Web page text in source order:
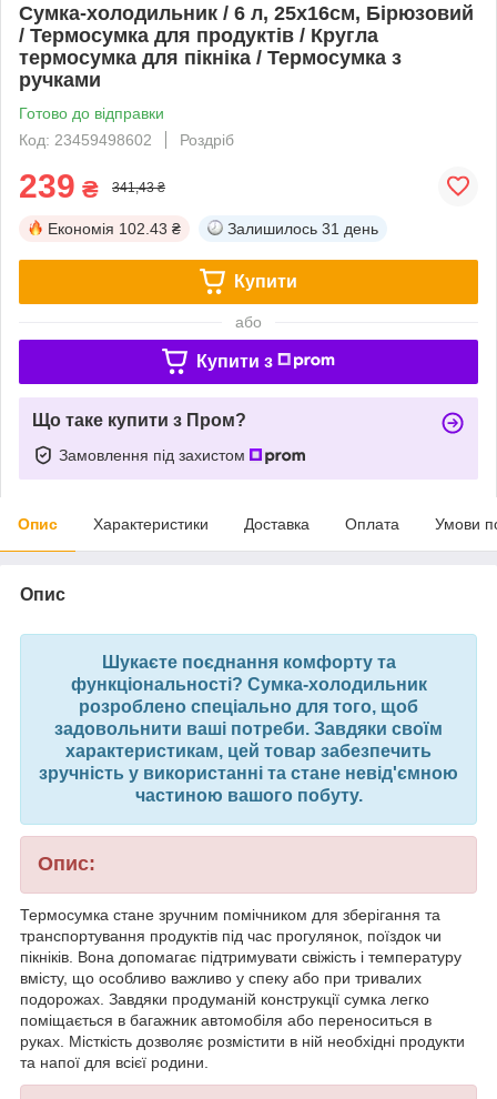
Сумка-холодильник / 6 л, 25х16см, Бірюзовий
/ Термосумка для продуктів / Кругла
термосумка для пікніка / Термосумка з
ручками
Готово до відправки
Код: 23459498602
Роздріб
239 ₴ 341,43 ₴
Економія 102.43 ₴ Залишилось 31 день
Купити
або
Купити з
Що таке купити з Пром?
Замовлення під захистом
Опис Характеристики Доставка Оплата Умови
Опис
Шукаєте поєднання комфорту та
функціональності? Сумка-холодильник
розроблено спеціально для того, щоб
задовольнити ваші потреби. Завдяки своїм
характеристикам, цей товар забезпечить
зручність у використанні та стане невід'ємною
частиною вашого побуту.
Опис:
Термосумка стане зручним помічником для зберігання та
транспортування продуктів під час прогулянок, поїздок чи
пікніків. Вона допомагає підтримувати свіжість і температуру
вмісту, що особливо важливо у спеку або при тривалих
подорожах. Завдяки продуманій конструкції сумка легко
поміщається в багажник автомобіля або переноситься в
руках. Місткість дозволяє розмістити в ній необхідні продукти
та напої для всієї родини.